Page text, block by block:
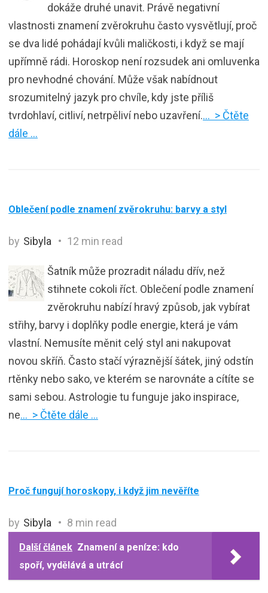
dokáže druhé unavit. Právě negativní
vlastnosti znamení zvěrokruhu často vysvětlují, proč
se dva lidé pohádají kvůli maličkosti, i když se mají
upřímně rádi. Horoskop není rozsudek ani omluvenka
pro nevhodné chování. Může však nabídnout
srozumitelný jazyk pro chvíle, kdy jste příliš
tvrdohlaví, citliví, netrpěliví nebo uzavření.… > Čtěte
dále …
Oblečení podle znamení zvěrokruhu: barvy a styl
by Sibyla 12 min read
Šatník může prozradit náladu dřív, než
stihnete cokoli říct. Oblečení podle znamení
zvěrokruhu nabízí hravý způsob, jak vybírat
střihy, barvy i doplňky podle energie, která je vám
vlastní. Nemusíte měnit celý styl ani nakupovat
novou skříň. Často stačí výraznější šátek, jiný odstín
rtěnky nebo sako, ve kterém se narovnáte a cítíte se
sami sebou. Astrologie tu funguje jako inspirace,
ne… > Čtěte dále …
Proč fungují horoskopy, i když jim nevěříte
by Sibyla 8 min read
Další článek Znamení a peníze: kdo
spoří, vydělává a utrácí